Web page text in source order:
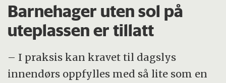
Barnehager uten sol på
uteplassen er tillatt
– I praksis kan kravet til dagslys
innendørs oppfylles med så lite som en